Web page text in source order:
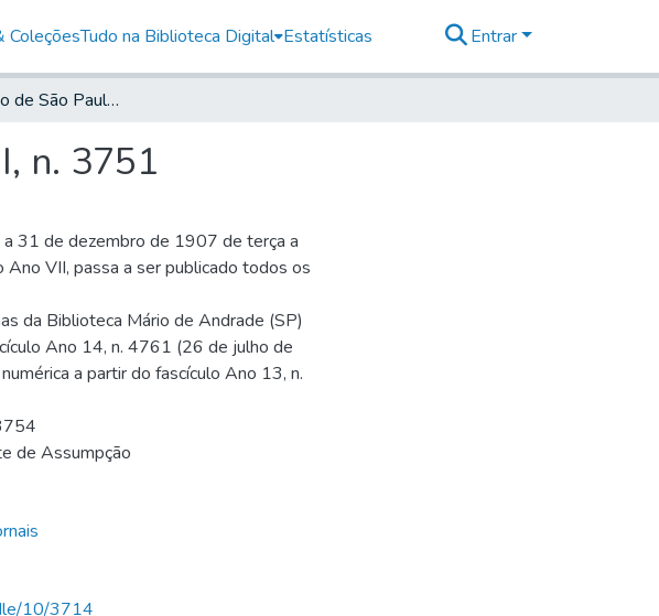
ColeçõesTudo na Biblioteca Digital Estatísticas Entrar
O Commercio de São Paulo, 1904, Ano XII, n. 3751
n. 3751
31 de dezembro de 1907 de terça a
VII, passa a ser publicado todos os
da Biblioteca Mário de Andrade (SP)
Ano 14, n. 4761 (26 de julho de
a partir do fascículo Ano 13, n.
de Assumpção
10/3714